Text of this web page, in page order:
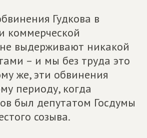
Гудкова в
коммерческой
выдерживают никакой
– и мы без труда это
же, эти обвинения
периоду, когда
был депутатом Госдумы
созыва.